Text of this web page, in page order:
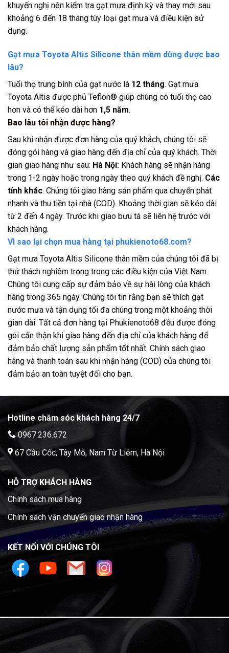
khuyến nghị nên kiểm tra gạt mưa định kỳ và thay mới sau
khoảng 6 đến 18 tháng tùy loại gạt mưa và điều kiện sử
dụng.
Gạt mưa Toyota Altis Silicone thân mềm dùng được bao
lâu?
Tuổi thọ trung bình của gạt nước là 12 tháng. Gạt mưa
Toyota Altis được phủ Teflon® giúp chúng có tuổi thọ cao
hơn và có thể kéo dài hơn 1,5 năm.
Bao lâu tôi nhận được hàng?
Sau khi nhận được đơn hàng của quý khách, chúng tôi sẽ
đóng gói hàng và giao hàng đến địa chỉ của quý khách. Thời
gian giao hàng như sau: Hà Nội: Khách hàng sẽ nhận hàng
trong 1-2 ngày hoặc trong ngày theo quý khách đề nghị. Các
tỉnh khác: Chúng tôi giao hàng sản phẩm qua chuyển phát
nhanh và thu tiền tại nhà (COD). Khoảng thời gian sẽ kéo dài
từ 2 đến 4 ngày. Trước khi giao bưu tá sẽ liên hệ trước với
khách hàng.
Vì sao lại chọn mua hàng tại phukienoto68.com?
Gạt mưa Toyota Altis Silicone thân mềm của chúng tôi đã bị
thử thách nghiêm trọng trong các điều kiện của Việt Nam.
Chúng tôi cung cấp sự đảm bảo về sự hài lòng của khách
hàng trong 365 ngày. Chúng tôi tin rằng bạn sẽ thích gạt
nước mưa và tận dụng tối đa chúng trong một khoảng thời
gian dài. Tất cả đơn hàng tại Phukienoto68 đều được đóng
gói cẩn thận khi giao hàng đến địa chỉ của khách hàng để
đảm bảo chất lượng sản phẩm tốt nhất. Chính sách giao
hàng và thanh toán sau khi nhận hàng (COD) của chúng tôi
đảm bảo an toàn tuyệt đối cho bạn.
Hotline chăm sóc khách hàng 24/7
0967.236.672
67 Cầu Cốc, Tây Mỗ, Nam Từ Liêm, Hà Nội
HỖ TRỢ KHÁCH HÀNG
Chính sách mua hàng
Chính sách vận chuyển giao nhận hàng
KẾT NỐI VỚI CHÚNG TÔI